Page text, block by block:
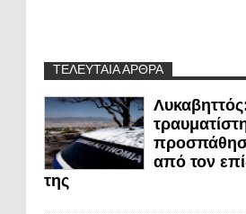
ΤΕΛΕΥΤΑΙΑ ΑΡΘΡΑ
από τον
της